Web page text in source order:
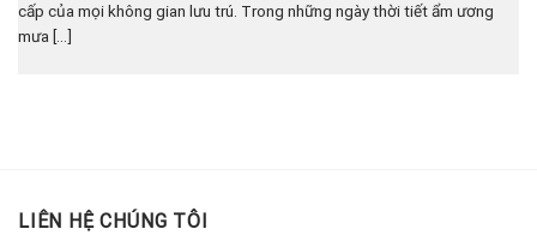
cấp của mọi không gian lưu trú. Trong những ngày thời tiết ẩm ương
mưa [...]
LIÊN HỆ CHÚNG TÔI